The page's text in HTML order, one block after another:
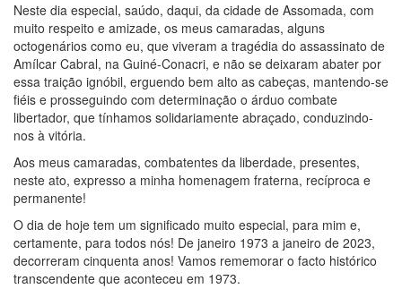
Neste dia especial, saúdo, daqui, da cidade de Assomada, com
muito respeito e amizade, os meus camaradas, alguns
octogenários como eu, que viveram a tragédia do assassinato de
Amílcar Cabral, na Guiné-Conacri, e não se deixaram abater por
essa traição ignóbil, erguendo bem alto as cabeças, mantendo-se
fiéis e prosseguindo com determinação o árduo combate
libertador, que tínhamos solidariamente abraçado, conduzindo-
nos à vitória.
Aos meus camaradas, combatentes da liberdade, presentes,
neste ato, expresso a minha homenagem fraterna, recíproca e
permanente!
O dia de hoje tem um significado muito especial, para mim e,
certamente, para todos nós! De janeiro 1973 a janeiro de 2023,
decorreram cinquenta anos! Vamos rememorar o facto histórico
transcendente que aconteceu em 1973.